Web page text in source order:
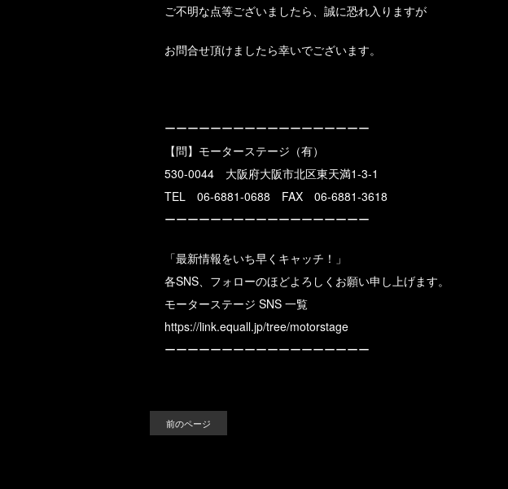
ご不明な点等ございましたら、誠に恐れ入りますが
お問合せ頂けましたら幸いでございます。
ーーーーーーーーーーーーーーーーーー
【問】モーターステージ（有）
530-0044 大阪府大阪市北区東天満1-3-1
TEL 06-6881-0688 FAX 06-6881-3618
ーーーーーーーーーーーーーーーーーー
「最新情報をいち早くキャッチ！」
各SNS、フォローのほどよろしくお願い申し上げます。
モーターステージ SNS 一覧
https://link.equall.jp/tree/motorstage
ーーーーーーーーーーーーーーーーーー
前のページ